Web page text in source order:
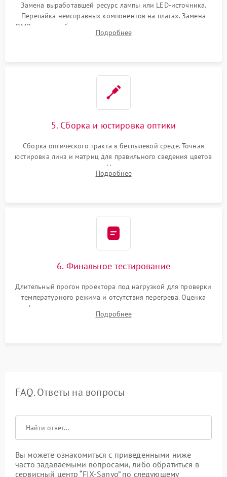
Замена выработавшей ресурс лампы или LED-источника.
Перепайка неисправных компонентов на платах. Замена
DMD-чипа при битых пикселях, установка нового цветового
колеса или восстановление сгоревших поляризационных
Подробнее
5. Сборка и юстировка оптики
Сборка оптического тракта в беспылевой среде. Точная
юстировка линз и матриц для правильного сведения цветов
и устранения размытия. Надежное подключение всех
шлейфов, установка датчиков и закрытие корпуса
Подробнее
6. Финальное тестирование
Длительный прогон проектора под нагрузкой для проверки
температурного режима и отсутствия перегрева. Оценка
фокуса, контрастности и цветопередачи на тестовых
таблицах. Проверка работы всех видеовходов и кнопок
Подробнее
FAQ. Ответы на вопросы
Вы можете ознакомиться с приведенными ниже
часто задаваемыми вопросами, либо обратиться в
сервисный центр “FIX-Sanyo” по следующему